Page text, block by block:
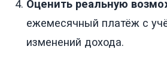
Оценить реальную
ежемесячный платёж с
изменений дохода.